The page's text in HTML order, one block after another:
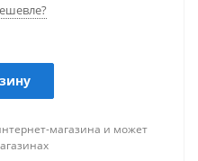
магазина и может